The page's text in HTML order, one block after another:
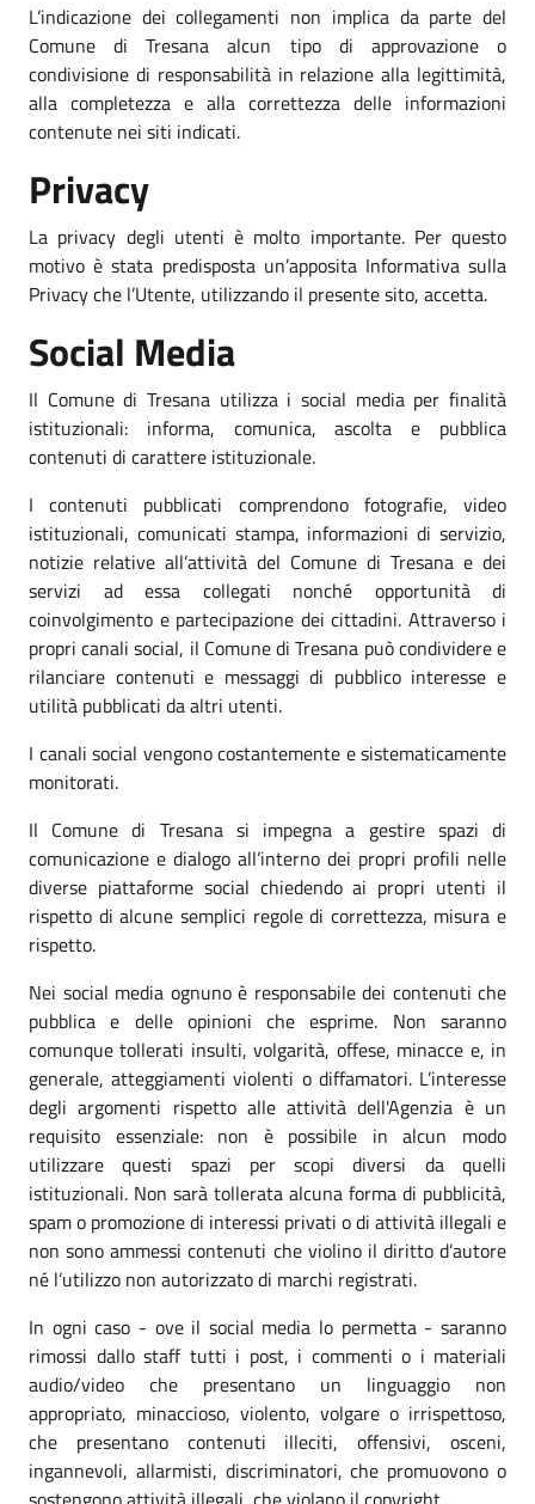
L’indicazione dei collegamenti non implica da parte del
Comune di Tresana alcun tipo di approvazione o
condivisione di responsabilità in relazione alla legittimità,
alla completezza e alla correttezza delle informazioni
contenute nei siti indicati.
Privacy
La privacy degli utenti è molto importante. Per questo
motivo è stata predisposta un’apposita Informativa sulla
Privacy che l’Utente, utilizzando il presente sito, accetta.
Social Media
Il Comune di Tresana utilizza i social media per finalità
istituzionali: informa, comunica, ascolta e pubblica
contenuti di carattere istituzionale.
I contenuti pubblicati comprendono fotografie, video
istituzionali, comunicati stampa, informazioni di servizio,
notizie relative all’attività del Comune di Tresana e dei
servizi ad essa collegati nonché opportunità di
coinvolgimento e partecipazione dei cittadini. Attraverso i
propri canali social, il Comune di Tresana può condividere e
rilanciare contenuti e messaggi di pubblico interesse e
utilità pubblicati da altri utenti.
I canali social vengono costantemente e sistematicamente
monitorati.
Il Comune di Tresana si impegna a gestire spazi di
comunicazione e dialogo all’interno dei propri profili nelle
diverse piattaforme social chiedendo ai propri utenti il
rispetto di alcune semplici regole di correttezza, misura e
rispetto.
Nei social media ognuno è responsabile dei contenuti che
pubblica e delle opinioni che esprime. Non saranno
comunque tollerati insulti, volgarità, offese, minacce e, in
generale, atteggiamenti violenti o diffamatori. L’interesse
degli argomenti rispetto alle attività dell'Agenzia è un
requisito essenziale: non è possibile in alcun modo
utilizzare questi spazi per scopi diversi da quelli
istituzionali. Non sarà tollerata alcuna forma di pubblicità,
spam o promozione di interessi privati o di attività illegali e
non sono ammessi contenuti che violino il diritto d’autore
né l’utilizzo non autorizzato di marchi registrati.
In ogni caso - ove il social media lo permetta - saranno
rimossi dallo staff tutti i post, i commenti o i materiali
audio/video che presentano un linguaggio non
appropriato, minaccioso, violento, volgare o irrispettoso,
che presentano contenuti illeciti, offensivi, osceni,
ingannevoli, allarmisti, discriminatori, che promuovono o